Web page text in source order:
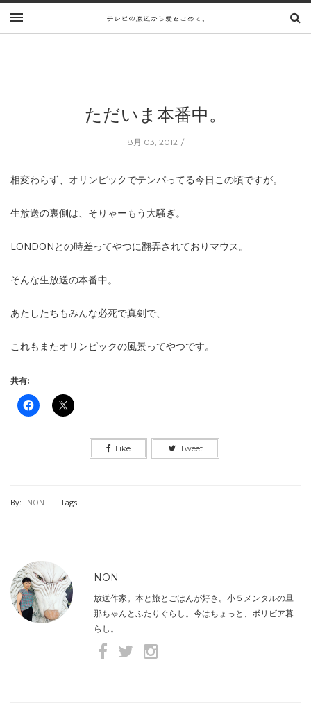
ただいま本番中。
8月 03, 2012
相変わらず、オリンピックでテンパってる今日この頃ですが。
生放送の裏側は、そりゃーもう大騒ぎ。
LONDONとの時差ってやつに翻弄されておりマウス。
そんな生放送の本番中。
あたしたちもみんな必死で真剣で、
これもまたオリンピックの風景ってやつです。
共有:
Like Tweet
By: NON Tags:
NON
放送作家。本と旅とごはんが好き。小５メンタルの旦
那ちゃんとふたりぐらし。今はちょっと、ボリビア暮
らし。